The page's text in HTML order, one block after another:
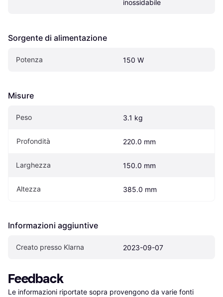
inossidabile
Sorgente di alimentazione
Potenza 150 W
Misure
Peso 3.1 kg
Profondità 220.0 mm
Larghezza 150.0 mm
Altezza 385.0 mm
Informazioni aggiuntive
Creato presso Klarna 2023-09-07
Feedback
Le informazioni riportate sopra provengono da varie fonti